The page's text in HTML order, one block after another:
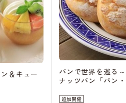
＆キュー
パンで世界を巡る
ナッツパン「パン
追加開催